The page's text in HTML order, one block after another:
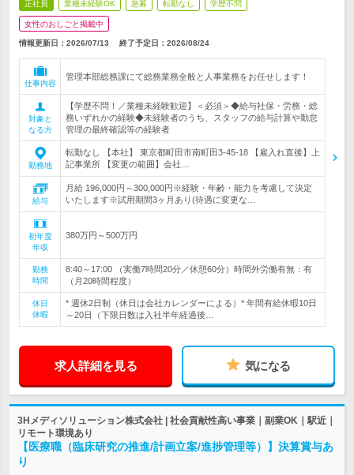
正社員 業種未経験OK 急募 転勤なし 学歴不問
女性のおしごと掲載中
情報更新日：2026/07/13 終了予定日： 2026/08/24
仕事内容
管理本部総務課にて総務業務全般と人事業務をお任せします！
対象と
なる方
【学歴不問！／業種未経験歓迎】＜必須＞◆給与社保・労務・総
務いずれかの経験◆未経験者のうち、スタッフの給与計算や勤怠
管理の最終確認等の経験者
勤務地
転勤なし 【本社】 東京都町田市南町田3-45-18 【雇入れ直後】上
記事業所 【変更の範囲】会社…
給与
月給 196,000円～300,000円※経験・年齢・能力を考慮して決定
いたします※試用期間3ヶ月あり(待遇に変更な…
初年度
年収
380万円～500万円
勤務
時間
8:40～17:00 （実働7時間20分／休憩60分）時間外労働有無：有
（月20時間程度）
休日
休暇
* 週休2日制（休日は会社カレンダーによる）* 年間有給休暇10日
～20日（下限日数は入社半年経過後…
求人詳細を見る 気になる
3Hメディソリューション株式会社 | 社会貢献性高い事業｜副業OK｜駅近｜
リモート環境あり
【医療職（臨床研究の推進/計画立案/進捗管理等）】決算賞与あ
り